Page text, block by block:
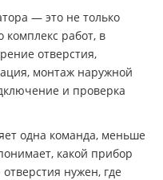
— это не только
комплекс работ, в
отверстия,
монтаж наружной
и проверка
одна команда, меньше
какой прибор
нужен, где